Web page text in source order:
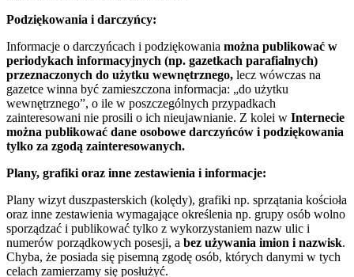
Podziękowania i darczyńcy:
Informacje o darczyńcach i podziękowania można publikować w
periodykach informacyjnych (np. gazetkach parafialnych)
przeznaczonych do użytku wewnętrznego, lecz wówczas na
gazetce winna być zamieszczona informacja: „do użytku
wewnętrznego”, o ile w poszczególnych przypadkach
zainteresowani nie prosili o ich nieujawnianie. Z kolei w Internecie
można publikować dane osobowe darczyńców i podziękowania
tylko za zgodą zainteresowanych.
Plany, grafiki oraz inne zestawienia i informacje:
Plany wizyt duszpasterskich (kolędy), grafiki np. sprzątania kościoła
oraz inne zestawienia wymagające określenia np. grupy osób wolno
sporządzać i publikować tylko z wykorzystaniem nazw ulic i
numerów porządkowych posesji, a bez używania imion i nazwisk.
Chyba, że posiada się pisemną zgodę osób, których danymi w tych
celach zamierzamy się posłużyć.